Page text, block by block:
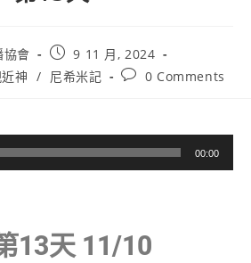
協會
9 11 月, 2024
神 / 尼希米記 0 Comments
00:00
13天 11/10